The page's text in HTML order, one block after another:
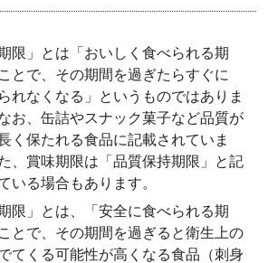
期限」とは「おいしく食べられる期
とで、その期間を過ぎたらすぐに
られなくなる」というものではありま
お、缶詰やスナック菓子など品質が
く保たれる食品に記載されていま
、賞味期限は「品質保持期限」と記
いる場合もあります。
期限」とは、「安全に食べられる期
とで、その期間を過ぎると衛生上の
てくる可能性が高くなる食品（刺身